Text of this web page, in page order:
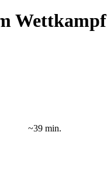
Wettkampf
~39 min.